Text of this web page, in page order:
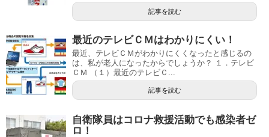
記事を読む
最近のテレビＣＭはわかりにくい！
最近、テレビＣＭがわかりにくくなったと感じるの
は、私が老人になったからでしょうか？ １．テレビ
ＣＭ （１）最近のテレビＣ...
記事を読む
自衛隊員はコロナ救援活動でも感染者ゼ
ロ！